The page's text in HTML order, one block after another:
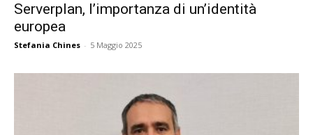
Serverplan, l’importanza di un’identità
europea
Stefania Chines - 5 Maggio 2025